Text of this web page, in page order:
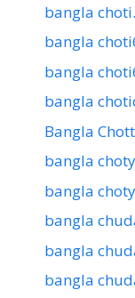
bangla
bangla
bangla
bangla
Bangla
bangla choty
bangla
bangla
bangla
bangla